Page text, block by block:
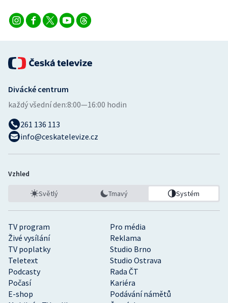
TV program
Pro média
Živé vysílání
Reklama
TV poplatky
Studio Brno
Teletext
Studio Ostrava
Podcasty
Rada ČT
Počasí
Kariéra
E-shop
Podávání námětů
Divácké centrum
každý všední den:8:00—16:00 hodin
261 136 113
info@ceskatelevize.cz
Vzhled
Světlý Tmavý Systém